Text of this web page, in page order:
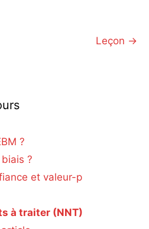
Leçon →
?
?
et valeur-p
à traiter (NNT)